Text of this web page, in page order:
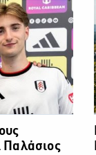
ΠΟΔΟΣΦΑΙΡΟ
Παλάσιος